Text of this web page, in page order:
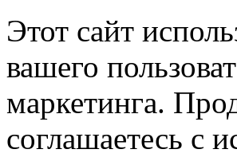
Этот сайт
вашего
маркетинга.
соглашаетесь с